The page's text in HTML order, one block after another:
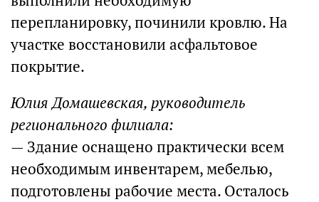
перепланировку, починили кровлю. На
участке восстановили асфальтовое
покрытие.
Юлия Домашевская, руководитель
регионального филиала:
— Здание оснащено практически всем
необходимым инвентарем, мебелью,
подготовлены рабочие места. Осталось